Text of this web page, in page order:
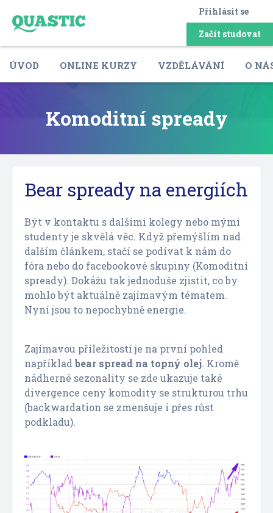
Přihlásit se
Začít studovat
ÚVOD ONLINE KURZY VZDĚLÁVÁNÍ O
Komoditní spready
Bear spready na energiích
Být v kontaktu s dalšími kolegy nebo mými
studenty je skvělá věc. Když přemýšlím nad
dalším článkem, stačí se podívat k nám do
fóra nebo do facebookové skupiny (Komoditní
spready). Dokážu tak jednoduše zjistit, co by
mohlo být aktuálně zajímavým tématem.
Nyní jsou to nepochybně energie.
Zajímavou příležitostí je na první pohled
napříkladbear spread na topný olej. Kromě
nádherné sezonality se zde ukazuje také
divergence ceny komodity se strukturou trhu
(backwardation se zmenšuje i přes růst
podkladu).